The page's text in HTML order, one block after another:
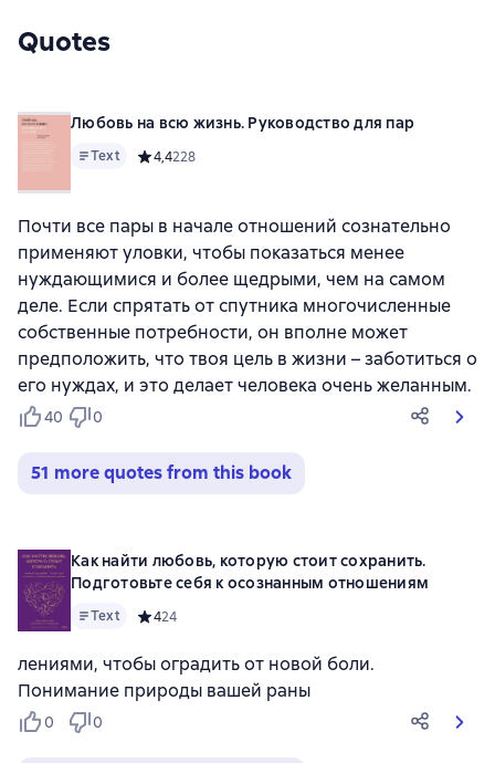
Quotes
Любовь на всю жизнь. Руководство для пар
Text Средний рейтинг 4,4 на основе 228 оценок
4,4228
Почти все пары в начале отношений сознательно
применяют уловки, чтобы показаться менее
нуждающимися и более щедрыми, чем на самом
деле. Если спрятать от спутника многочисленные
собственные потребности, он вполне может
предположить, что твоя цель в жизни – заботиться о
его нуждах, и это делает человека очень желанным.
40 0
51 more quotes from this book
Как найти любовь, которую стоит сохранить.
Подготовьте себя к осознанным отношениям
Text Средний рейтинг 4 на основе 24 оценок
424
лениями, чтобы оградить от новой боли.
Понимание природы вашей раны
0 0